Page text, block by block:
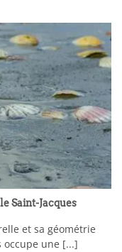
Saint-Jacques
et sa géométrie
occupe une [...]